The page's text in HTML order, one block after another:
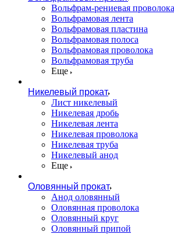
Вольфрам-рениевая проволока
Вольфрамовая лента
Вольфрамовая пластина
Вольфрамовая полоса
Вольфрамовая проволока
Вольфрамовая труба
Еще
Никелевый прокат
Лист никелевый
Никелевая дробь
Никелевая лента
Никелевая проволока
Никелевая труба
Никелевый анод
Еще
Оловянный прокат
Анод оловянный
Оловянная проволока
Оловянный круг
Оловянный припой